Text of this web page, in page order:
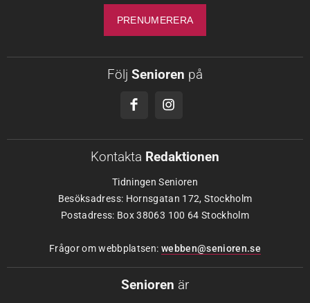
Följ Senioren på
Kontakta Redaktionen
Tidningen Senioren
Besöksadress: Hornsgatan 172, Stockholm
Postadress: Box 38063 100 64 Stockholm
Frågor om webbplatsen: webben@senioren.se
Senioren är